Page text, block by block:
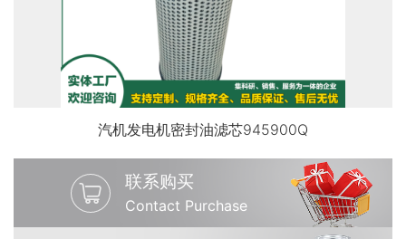
汽机发电机密封油滤芯945900Q
联系购买
Contact Purchase